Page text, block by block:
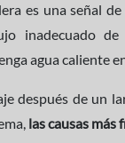
es una señal
inadecuado
agua caliente
después de un
las causas más